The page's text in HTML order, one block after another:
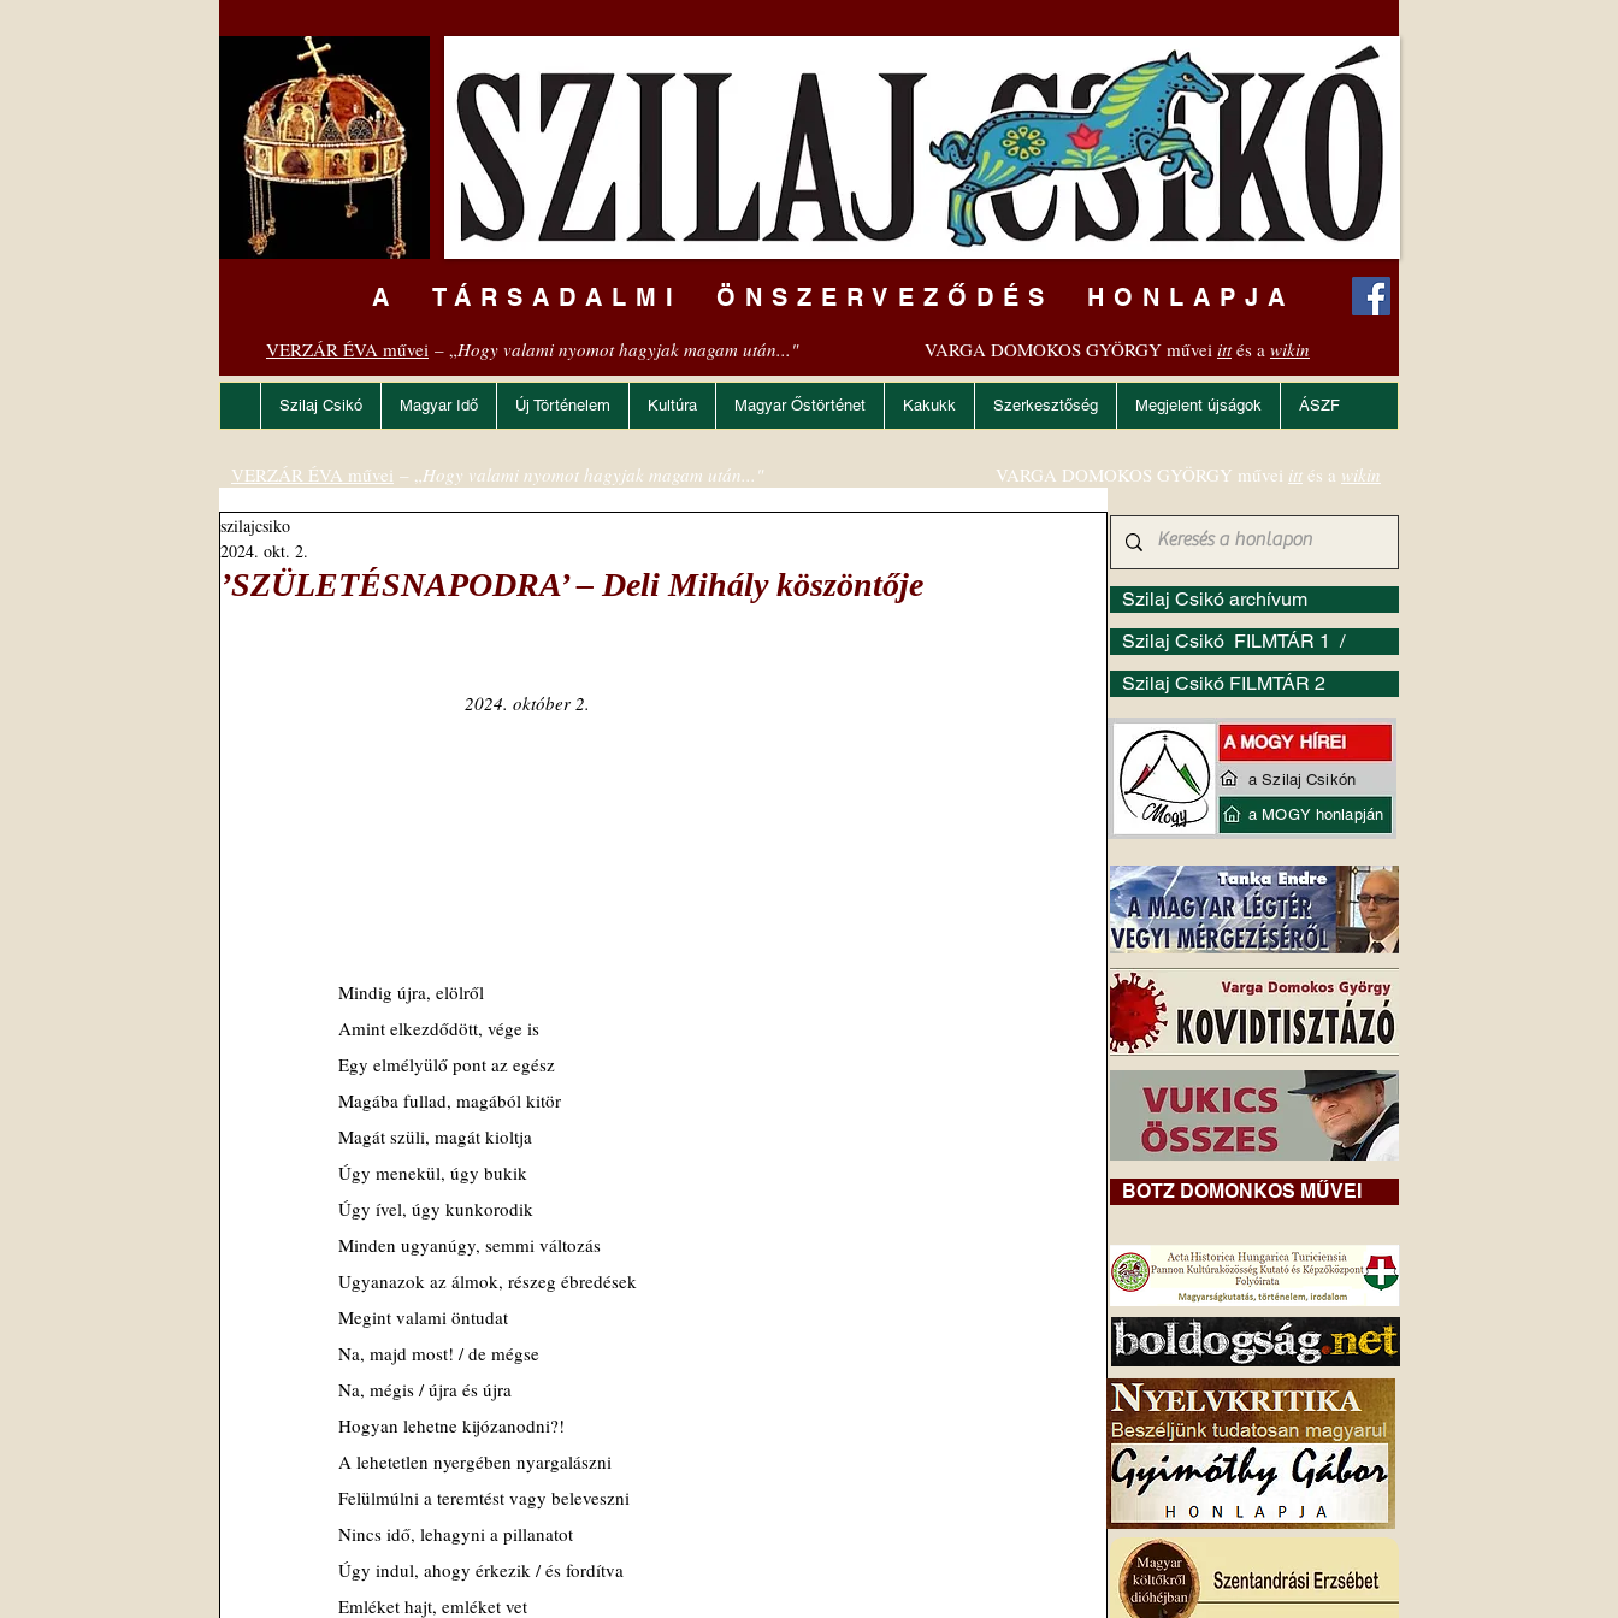
A TÁRSADALMI ÖNSZERVEZŐDÉS HONLAPJA
VERZÁR ÉVA művei – „Hogy valami nyomot hagyjak magam után..." VARGA DOMOKOS GYÖRGY művei ittés a wikin
Szilaj Csikó Magyar Idő Új Történelem Kultúra Magyar Őstörténet Kakukk Szerkesztőség Megjelent újságok ÁSZF
’SZÜLETÉSNAPODRA’ – Deli Mihály köszöntője
szilajcsiko
2024. okt. 2.
2024. október 2.
Mindig újra, elölről
Amint elkezdődött, vége is
Egy elmélyülő pont az egész
Magába fullad, magából kitör
Magát szüli, magát kioltja
Úgy menekül, úgy bukik
Úgy ível, úgy kunkorodik
Minden ugyanúgy, semmi változás
Ugyanazok az álmok, részeg ébredések
Megint valami öntudat
Na, majd most! / de mégse
Na, mégis / újra és újra
Hogyan lehetne kijózanodni?!
A lehetetlen nyergében nyargalászni
Felülmúlni a teremtést vagy beleveszni
Nincs idő, lehagyni a pillanatot
Úgy indul, ahogy érkezik / és fordítva
Emléket hajt, emléket vet
Szilaj Csikó archívum
Szilaj Csikó FILMTÁR 1 /
Szilaj Csikó FILMTÁR 2
VERZÁR ÉVA művei – „Hogy valami nyomot hagyjak magam után..." VARGA DOMOKOS GYÖRGY művei itt és a wikin
BOTZ DOMONKOS MŰVEI
a Szilaj Csikón
a MOGY honlapján